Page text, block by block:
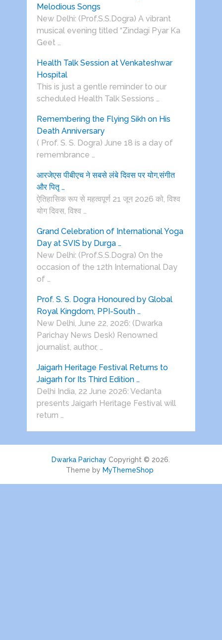
Melodious Songs
New Delhi: (Prof.S.S.Dogra) A vibrant
musical evening titled “Zindagi Pyar Ka
Geet …
Health Talk Session at Venkateshwar
Hospital
This is just a gentle reminder to our
scheduled Health Talk Sessions …
Remembering the Flying Sikh on His
Death Anniversary
( Prof. S. S. Dogra) June 18 is a day of
remembrance …
आरजेएस पीबीएच ने सबसे लंबे दिवस पर योग,संगीत
और पितृ …
ऐतिहासिक रूप से महत्वपूर्ण 21 जून 2026 को, विश्व
योग दिवस, विश्व …
Grand Celebration of International Yoga
Day at SVIS by Durga …
New Delhi: (Prof.S.S.Dogra) On the
occasion of the 12th International Day
of …
Prof. S. S. Dogra Honoured by Global
Royal Kingdom, PPI-South …
New Delhi, June 22, 2026: (Dwarka
Parichay News Desk) Renowned
journalist, author, …
Jaigarh Heritage Festival Returns to
Jaigarh for Its Third Edition …
Delhi India, 22 June 2026: Vedanta
presents Jaigarh Heritage Festival will
return …
Dwarka Parichay Copyright © 2026.
Theme byMyThemeShop